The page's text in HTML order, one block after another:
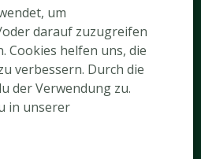
um
darauf zuzugreifen
Cookies helfen uns, die
verbessern. Durch die
der Verwendung zu.
in unserer
22.08.2026
auf der Limburg
2026